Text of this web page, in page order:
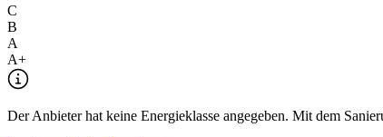
C
B
A
A+
Der Anbieter hat keine Energieklasse angegeben. Mit dem